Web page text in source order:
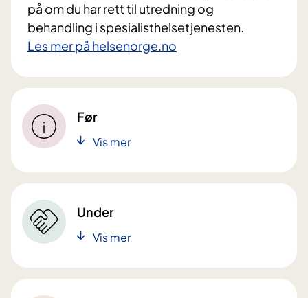
på om du har rett til utredning og
behandling i spesialisthelsetjenesten.
Les mer på helsenorge.no
Før
Vis mer
Under
Vis mer